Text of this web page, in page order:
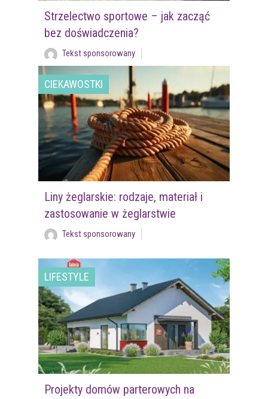
Strzelectwo sportowe – jak zacząć
bez doświadczenia?
Tekst sponsorowany
CIEKAWOSTKI
Liny żeglarskie: rodzaje, materiał i
zastosowanie w żeglarstwie
Tekst sponsorowany
LIFESTYLE
Projekty domów parterowych na